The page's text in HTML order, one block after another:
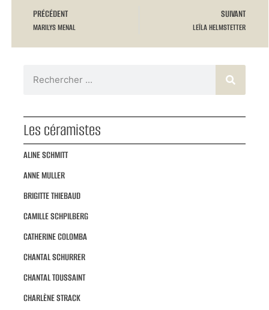
PRÉCÉDENT
MARILYS MENAL
SUIVANT
LEÏLA HELMSTETTER
Les céramistes
ALINE SCHMITT
ANNE MULLER
BRIGITTE THIEBAUD
CAMILLE SCHPILBERG
CATHERINE COLOMBA
CHANTAL SCHURRER
CHANTAL TOUSSAINT
CHARLÈNE STRACK